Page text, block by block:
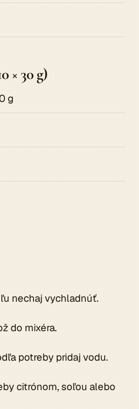
× 30 g)
g
nechaj vychladnúť.
do mixéra.
potreby pridaj vodu.
citrónom, soľou alebo